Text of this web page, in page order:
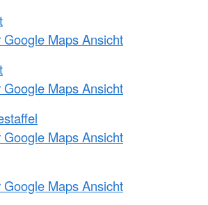
Google Maps Ansicht
Google Maps Ansicht
Google Maps Ansicht
Google Maps Ansicht